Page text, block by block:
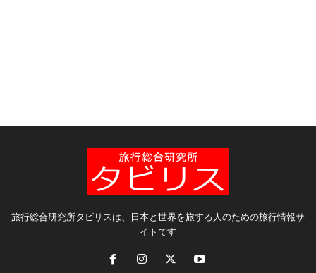
旅行総合研究所タビリスは、日本と世界を旅する人のための旅行情報サ
イトです